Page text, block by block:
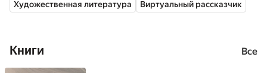
Художественная литература Виртуальный рассказчик
Книги Все